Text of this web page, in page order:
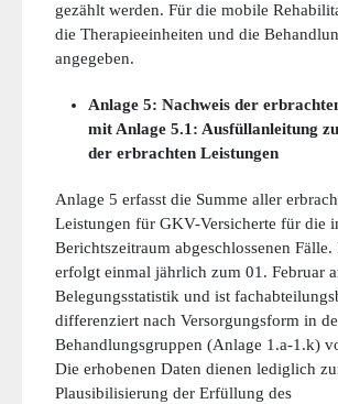
gezählt werden. Für die mobile
die Therapieeinheiten und die
angegeben.
Anlage 5: Nachweis der
mit Anlage 5.1: Ausfüllanleitung
der erbrachten Leistungen
Anlage 5 erfasst die Summe aller
Leistungen für GKV-Versicherte für die
Berichtszeitraum abgeschlossenen
erfolgt einmal jährlich zum 01. Februar
Belegungsstatistik und ist
differenziert nach Versorgungsform in
Behandlungsgruppen (Anlage 1.a-1.k)
Die erhobenen Daten dienen lediglich
Plausibilisierung der Erfüllung des